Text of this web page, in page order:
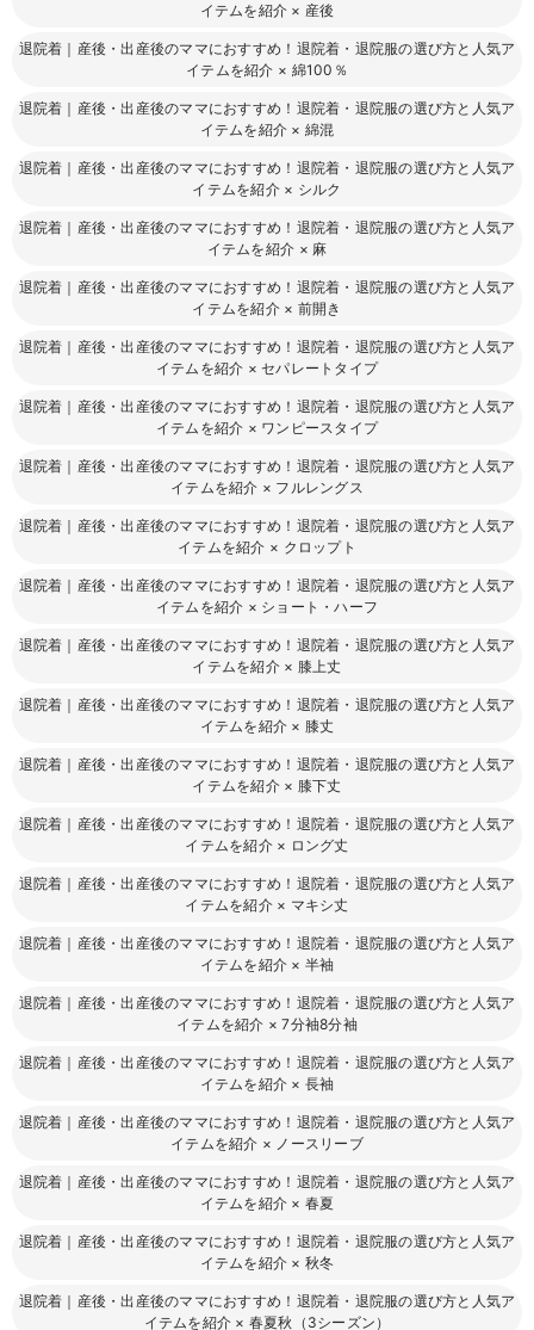
イテムを紹介 × 産後
退院着｜産後・出産後のママにおすすめ！退院着・退院服の選び方と人気ア
イテムを紹介 × 綿100％
退院着｜産後・出産後のママにおすすめ！退院着・退院服の選び方と人気ア
イテムを紹介 × 綿混
退院着｜産後・出産後のママにおすすめ！退院着・退院服の選び方と人気ア
イテムを紹介 × シルク
退院着｜産後・出産後のママにおすすめ！退院着・退院服の選び方と人気ア
イテムを紹介 × 麻
退院着｜産後・出産後のママにおすすめ！退院着・退院服の選び方と人気ア
イテムを紹介 × 前開き
退院着｜産後・出産後のママにおすすめ！退院着・退院服の選び方と人気ア
イテムを紹介 ×セパレートタイプ
退院着｜産後・出産後のママにおすすめ！退院着・退院服の選び方と人気ア
イテムを紹介 × ワンピースタイプ
退院着｜産後・出産後のママにおすすめ！退院着・退院服の選び方と人気ア
イテムを紹介 × フルレングス
退院着｜産後・出産後のママにおすすめ！退院着・退院服の選び方と人気ア
イテムを紹介 × クロップト
退院着｜産後・出産後のママにおすすめ！退院着・退院服の選び方と人気ア
イテムを紹介 × ショート・ハーフ
退院着｜産後・出産後のママにおすすめ！退院着・退院服の選び方と人気ア
イテムを紹介 × 膝上丈
退院着｜産後・出産後のママにおすすめ！退院着・退院服の選び方と人気ア
イテムを紹介 × 膝丈
退院着｜産後・出産後のママにおすすめ！退院着・退院服の選び方と人気ア
イテムを紹介 × 膝下丈
退院着｜産後・出産後のママにおすすめ！退院着・退院服の選び方と人気ア
イテムを紹介 × ロング丈
退院着｜産後・出産後のママにおすすめ！退院着・退院服の選び方と人気ア
イテムを紹介 × マキシ丈
退院着｜産後・出産後のママにおすすめ！退院着・退院服の選び方と人気ア
イテムを紹介 × 半袖
退院着｜産後・出産後のママにおすすめ！退院着・退院服の選び方と人気ア
イテムを紹介 ×7分袖8分袖
退院着｜産後・出産後のママにおすすめ！退院着・退院服の選び方と人気ア
イテムを紹介 × 長袖
退院着｜産後・出産後のママにおすすめ！退院着・退院服の選び方と人気ア
イテムを紹介 × ノースリーブ
退院着｜産後・出産後のママにおすすめ！退院着・退院服の選び方と人気ア
イテムを紹介 × 春夏
退院着｜産後・出産後のママにおすすめ！退院着・退院服の選び方と人気ア
イテムを紹介 × 秋冬
退院着｜産後・出産後のママにおすすめ！退院着・退院服の選び方と人気ア
イテムを紹介 × 春夏秋（3シーズン）